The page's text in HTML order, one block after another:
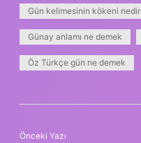
Gün kelimesinin kökeni nedir
Günay anlamı ne demek
Öz Türkçe gün ne demek
Önceki Yazı